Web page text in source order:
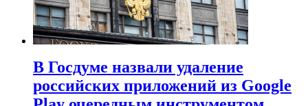
В Госдуме назвали удаление
российских приложений из Google